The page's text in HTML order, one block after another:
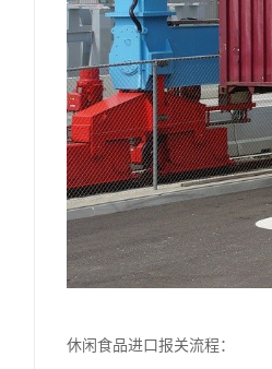
休闲食品进口报关流程：